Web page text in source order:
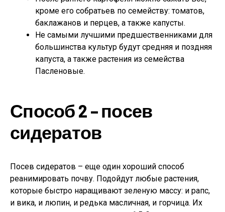
кроме его собратьев по семейству: томатов,
баклажанов и перцев, а также капусты.
Не самыми лучшими предшественниками для
большинства культур будут средняя и поздняя
капуста, а также растения из семейства
Пасленовые.
Способ 2 – посев
сидератов
Посев сидератов – еще один хороший способ
реанимировать почву. Подойдут любые растения,
которые быстро наращивают зеленую массу: и рапс,
и вика, и люпин, и редька масличная, и горчица. Их